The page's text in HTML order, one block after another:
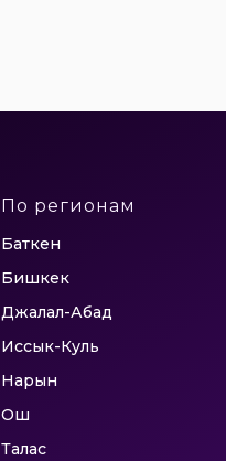
По регионам
Баткен
Бишкек
Джалал-Абад
Иссык-Куль
Нарын
Ош
Талас